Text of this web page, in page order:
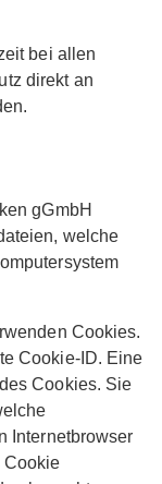
bei allen
direkt an
gGmbH
welche
Cookies.
Cookie-ID. Eine
Cookies. Sie
Internetbrowser
Cookie